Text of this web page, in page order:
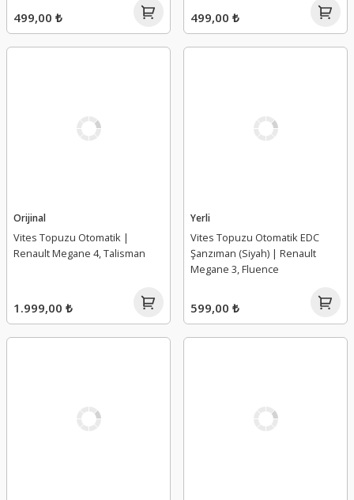
499,00 ₺ 499,00 ₺
Orijinal
Vites Topuzu Otomatik |
Renault Megane 4, Talisman
1.999,00 ₺
Yerli
Vites Topuzu Otomatik EDC
Şanzıman (Siyah) | Renault
Megane 3, Fluence
599,00 ₺